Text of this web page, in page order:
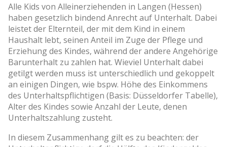
Alle Kids von Alleinerziehenden in Langen (Hessen)
haben gesetzlich bindend Anrecht auf Unterhalt. Dabei
leistet der Elternteil, der mit dem Kind in einem
Haushalt lebt, seinen Anteil im Zuge der Pflege und
Erziehung des Kindes, während der andere Angehörige
Barunterhalt zu zahlen hat. Wieviel Unterhalt dabei
getilgt werden muss ist unterschiedlich und gekoppelt
an einigen Dingen, wie bspw. Höhe des Einkommens
des Unterhaltspflichtigen (Basis: Düsseldorfer Tabelle),
Alter des Kindes sowie Anzahl der Leute, denen
Unterhaltszahlung zusteht.
In diesem Zusammenhang gilt es zu beachten: der